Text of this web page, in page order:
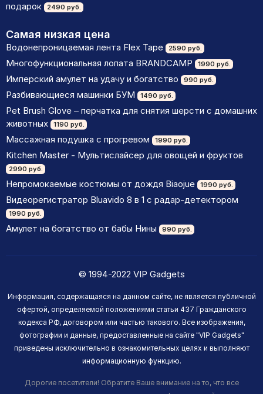
подарок
2490 руб.
Самая низкая цена
Водонепроницаемая лента Flex Tape 2590 руб.
Многофункциональная лопата BRANDCAMP 1990 руб.
Имперский амулет на удачу и богатство 990 руб.
Разбивающиеся машинки БУМ 1490 руб.
Pet Brush Glove – перчатка для снятия шерсти с домашних
животных
1190 руб.
Массажная подушка с прогревом 1990 руб.
Kitchen Master - Мультислайсер для овощей и фруктов
2990 руб.
Непромокаемые костюмы от дождя Biaojue 1990 руб.
Видеорегистратор Bluavido 8 в 1 с радар-детектором
1990 руб.
Амулет на богатство от бабы Нины 990 руб.
© 1994-2022 VIP Gadgets
Информация, содержащаяся на данном сайте, не является публичной
офертой, определяемой положениями статьи 437 Гражданского
кодекса РФ, договором или частью такового. Все изображения,
фотографии и данные, предоставленные на сайте "VIP Gadgets"
приведены исключительно в ознакомительных целях и выполняют
информационную функцию.
Дорогие посетители! Обратите Ваше внимание на то, что все